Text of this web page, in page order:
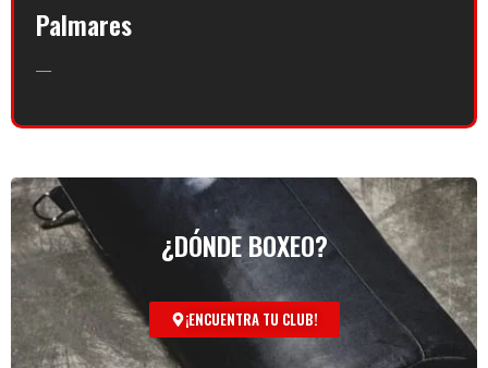
Palmares
—
¿DÓNDE BOXEO?
¡ENCUENTRA TU CLUB!